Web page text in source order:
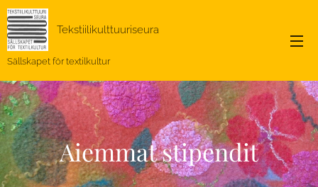
Tekstiilikulttuuriseura
Sällskapet för textilkultur
Aiemmat stipendit